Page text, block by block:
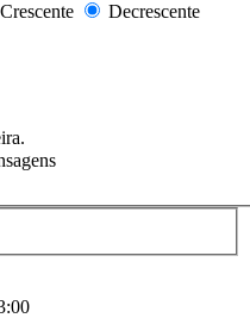
Crescente
Decrescente